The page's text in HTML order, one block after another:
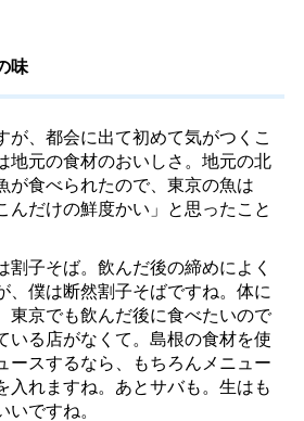
味
が、都会に出て初めて気がつくこ
地元の食材のおいしさ。地元の北
が食べられたので、東京の魚は
んだけの鮮度かい」と思ったこと
割子そば。飲んだ後の締めによく
、僕は断然割子そばですね。体に
東京でも飲んだ後に食べたいので
いる店がなくて。島根の食材を使
ースするなら、もちろんメニュー
入れますね。あとサバも。生はも
ですね。